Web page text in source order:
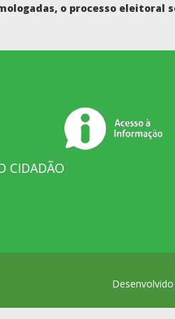
o processo
CIDADÃO